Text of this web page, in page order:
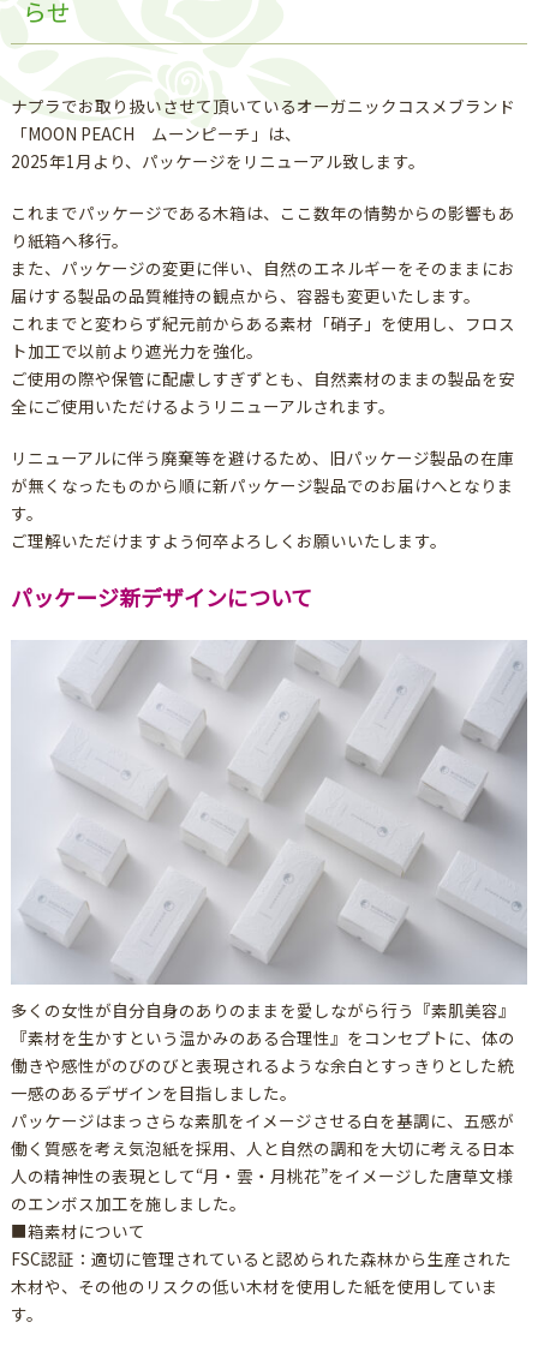
らせ
ナプラでお取り扱いさせて頂いているオーガニックコスメブランド
「MOON PEACH ムーンピーチ」は、
2025年1月より、パッケージをリニューアル致します。
これまでパッケージである木箱は、ここ数年の情勢からの影響もあ
り紙箱へ移行。
また、パッケージの変更に伴い、自然のエネルギーをそのままにお
届けする製品の品質維持の観点から、容器も変更いたします。
これまでと変わらず紀元前からある素材「硝子」を使用し、フロス
ト加工で以前より遮光力を強化。
ご使用の際や保管に配慮しすぎずとも、自然素材のままの製品を安
全にご使用いただけるようリニューアルされます。
リニューアルに伴う廃棄等を避けるため、旧パッケージ製品の在庫
が無くなったものから順に新パッケージ製品でのお届けへとなりま
す。
ご理解いただけますよう何卒よろしくお願いいたします。
パッケージ新デザインについて
多くの女性が自分自身のありのままを愛しながら行う『素肌美容』
『素材を生かすという温かみのある合理性』をコンセプトに、体の
働きや感性がのびのびと表現されるような余白とすっきりとした統
一感のあるデザインを目指しました。
パッケージはまっさらな素肌をイメージさせる白を基調に、五感が
働く質感を考え気泡紙を採用、人と自然の調和を大切に考える日本
人の精神性の表現として“月・雲・月桃花”をイメージした唐草文様
のエンボス加工を施しました。
■箱素材について
FSC認証：適切に管理されていると認められた森林から生産された
木材や、その他のリスクの低い木材を使用した紙を使用していま
す。